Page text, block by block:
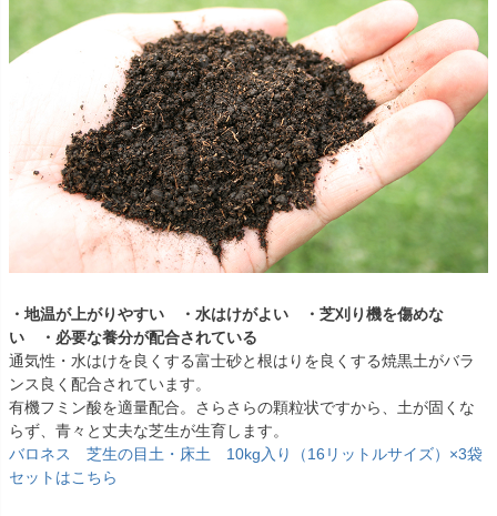
・地温が上がりやすい ・水はけがよい ・芝刈り機を傷めな
い ・必要な養分が配合されている
通気性・水はけを良くする富士砂と根はりを良くする焼黒土がバラ
ンス良く配合されています。
有機フミン酸を適量配合。さらさらの顆粒状ですから、土が固くな
らず、青々と丈夫な芝生が生育します。
バロネス 芝生の目土・床土 10kg入り（16リットルサイズ）×3袋
セットはこちら